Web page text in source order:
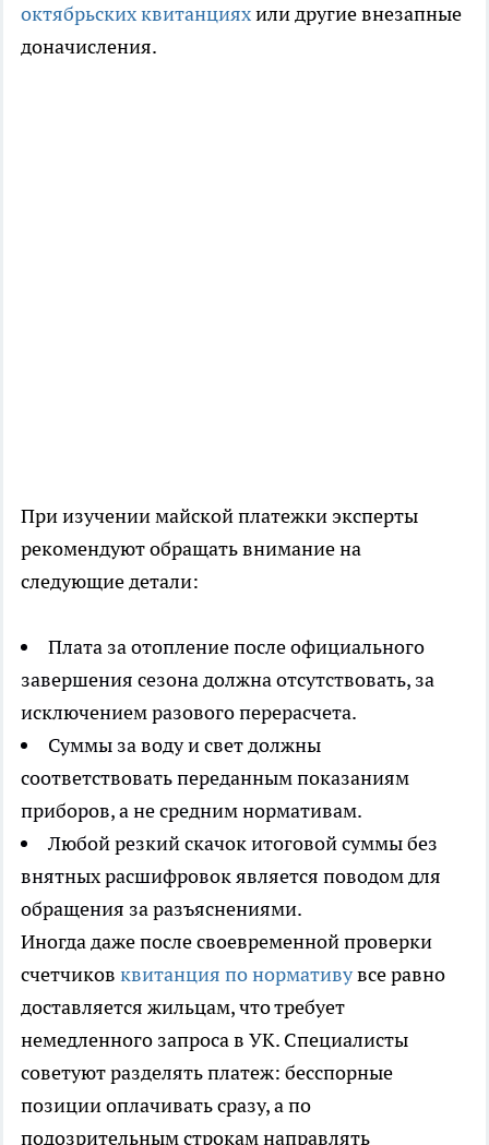
октябрьских квитанцияхили другие внезапные
доначисления.
При изучении майской платежки эксперты
рекомендуют обращать внимание на
следующие детали:
Плата за отопление после официального
завершения сезона должна отсутствовать, за
исключением разового перерасчета.
Суммы за воду и свет должны
соответствовать переданным показаниям
приборов, а не средним нормативам.
Любой резкий скачок итоговой суммы без
внятных расшифровок является поводом для
обращения за разъяснениями.
Иногда даже после своевременной проверки
счетчиков квитанция по нормативувсе равно
доставляется жильцам, что требует
немедленного запроса в УК. Специалисты
советуют разделять платеж: бесспорные
позиции оплачивать сразу, а по
подозрительным строкам направлять